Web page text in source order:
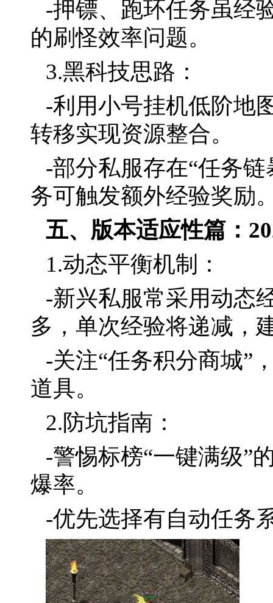
-押镖、跑环任务虽经
的刷怪效率问题。
3.黑科技思路：
-利用小号挂机低阶地
转移实现资源整合。
-部分私服存在“任务
务可触发额外经验奖励
五、版本适应性篇：
1.动态平衡机制：
-新兴私服常采用动态
多，单次经验将递减，
-关注“任务积分商城”
道具。
2.防坑指南：
-警惕标榜“一键满级”
爆率。
-优先选择有自动任务